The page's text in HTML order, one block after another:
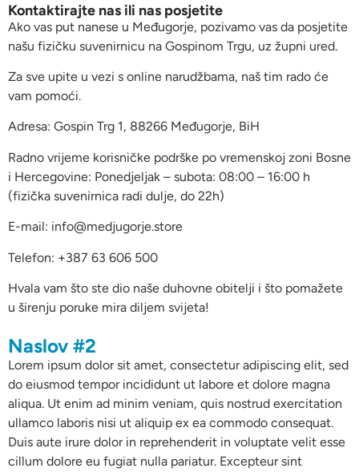
Kontaktirajte nas ili nas posjetite
Ako vas put nanese u Međugorje, pozivamo vas da posjetite
našu fizičku suvenirnicu na Gospinom Trgu, uz župni ured.
Za sve upite u vezi s online narudžbama, naš tim rado će
vam pomoći.
Adresa: Gospin Trg 1, 88266 Međugorje, BiH
Radno vrijeme korisničke podrške po vremenskoj zoni Bosne
i Hercegovine: Ponedjeljak – subota: 08:00 – 16:00 h
(fizička suvenirnica radi dulje, do 22h)
E-mail: info@medjugorje.store
Telefon: +387 63 606 500
Hvala vam što ste dio naše duhovne obitelji i što pomažete
u širenju poruke mira diljem svijeta!
Naslov #2
Lorem ipsum dolor sit amet, consectetur adipiscing elit, sed
do eiusmod tempor incididunt ut labore et dolore magna
aliqua. Ut enim ad minim veniam, quis nostrud exercitation
ullamco laboris nisi ut aliquip ex ea commodo consequat.
Duis aute irure dolor in reprehenderit in voluptate velit esse
cillum dolore eu fugiat nulla pariatur. Excepteur sint